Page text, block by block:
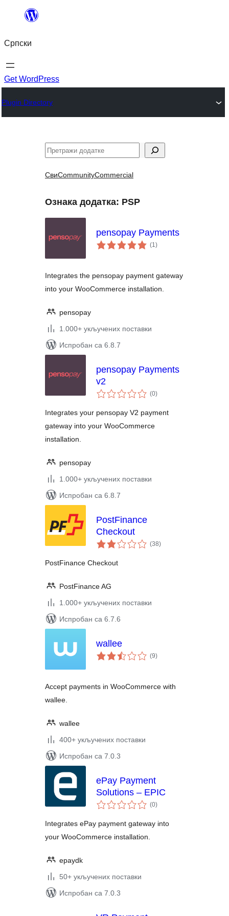
Скочи
садржај
Српски
Get WordPress
Plugin Directory
Претрага
СвиCommunityCommercial
Ознака додатка: PSP
pensopay Payments
(1укупних
оцена
)
Integrates the pensopay payment gateway
into your WooCommerce installation.
pensopay
1.000+ укључених поставки
Испробан са 6.8.7
pensopay Payments
v2
(0укупних
оцена
)
Integrates your pensopay V2 payment
gateway into your WooCommerce
installation.
pensopay
1.000+ укључених поставки
Испробан са 6.8.7
PostFinance
Checkout
(38укупних
оцена
)
PostFinance Checkout
PostFinance AG
1.000+ укључених поставки
Испробан са 6.7.6
wallee
(9укупних
оцена
)
Accept payments in WooCommerce with
wallee.
wallee
400+ укључених поставки
Испробан са 7.0.3
ePay Payment
Solutions – EPIC
(0укупних
оцена
)
Integrates ePay payment gateway into
your WooCommerce installation.
epaydk
50+ укључених поставки
Испробан са 7.0.3